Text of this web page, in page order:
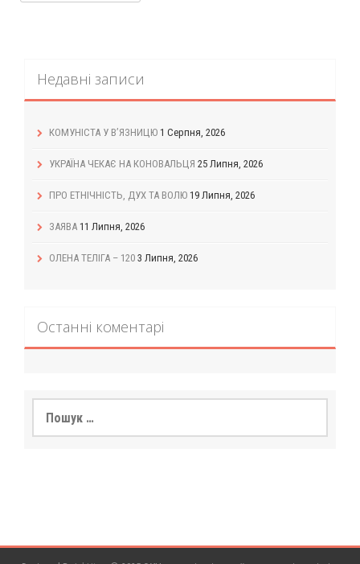
Недавні записи
КОМУНІСТА У В’ЯЗНИЦЮ 1 Серпня, 2026
УКРАЇНА ЧЕКАЄ НА КОНОВАЛЬЦЯ 25 Липня, 2026
ПРО ЕТНІЧНІСТЬ, ДУХ ТА ВОЛЮ 19 Липня, 2026
ЗАЯВА 11 Липня, 2026
ОЛЕНА ТЕЛІГА – 120 3 Липня, 2026
Останні коментарі